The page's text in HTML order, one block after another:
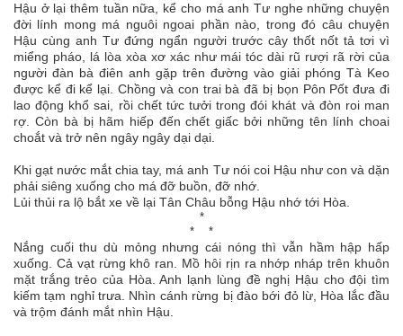
Hậu ở lại thêm tuần nữa, kể cho má anh Tư nghe những chuyện
đời lính mong má nguôi ngoai phần nào, trong đó câu chuyện
Hậu cùng anh Tư đứng ngẩn người trước cây thốt nốt tả tơi vì
miểng pháo, lá lòa xòa xơ xác như mái tóc dài rũ rượi rã rời của
người đàn bà điên anh gặp trên đường vào giải phóng Tà Keo
được kể đi kể lại. Chồng và con trai bà đã bị bọn Pôn Pốt đưa đi
lao động khổ sai, rồi chết tức tưởi trong đói khát và đòn roi man
rợ. Còn bà bị hãm hiếp đến chết giấc bởi những tên lính choai
choắt và trở nên ngây ngây dại dại.
Khi gạt nước mắt chia tay, má anh Tư nói coi Hậu như con và dặn
phải siêng xuống cho má đỡ buồn, đỡ nhớ.
Lủi thủi ra lộ bắt xe về lại Tân Châu bỗng Hậu nhớ tới Hòa.
*
* *
Nắng cuối thu dù mỏng nhưng cái nóng thì vẫn hầm hập hấp
xuống. Cả vạt rừng khô ran. Mồ hôi rịn ra nhớp nháp trên khuôn
mặt trắng trẻo của Hòa. Anh lạnh lùng đề nghị Hậu cho đội tìm
kiếm tạm nghỉ trưa. Nhìn cánh rừng bị đào bới đỏ lừ, Hòa lắc đầu
và trộm đánh mắt nhìn Hậu.